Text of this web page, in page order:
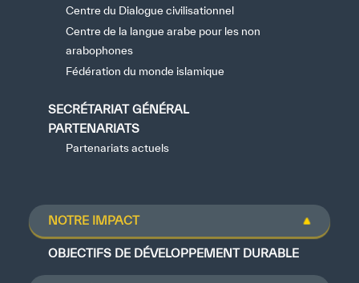
Centre du Dialogue civilisationnel
Centre de la langue arabe pour les non
arabophones
Fédération du monde islamique
SECRÉTARIAT GÉNÉRAL
PARTENARIATS
Partenariats actuels
NOTRE IMPACT
OBJECTIFS DE DÉVELOPPEMENT DURABLE